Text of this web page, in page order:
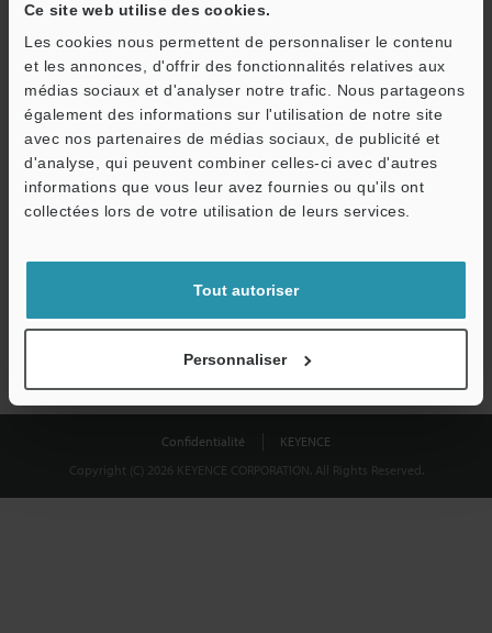
Ce site web utilise des cookies.
Les cookies nous permettent de personnaliser le contenu
et les annonces, d'offrir des fonctionnalités relatives aux
médias sociaux et d'analyser notre trafic. Nous partageons
également des informations sur l'utilisation de notre site
avec nos partenaires de médias sociaux, de publicité et
d'analyse, qui peuvent combiner celles-ci avec d'autres
informations que vous leur avez fournies ou qu'ils ont
collectées lors de votre utilisation de leurs services.
Tout autoriser
Personnaliser
Adresse e-mail(obligatoire)
Télécharger
Confidentialité
KEYENCE
Copyright (C) 2026 KEYENCE CORPORATION. All Rights Reserved.